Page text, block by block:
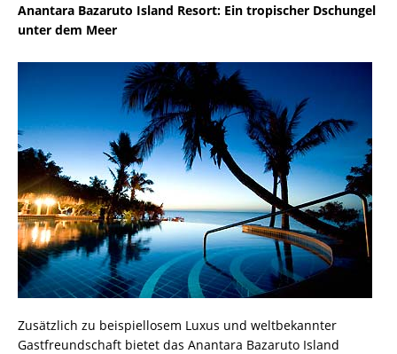
Anantara Bazaruto Island Resort: Ein tropischer Dschungel
unter dem Meer
Zusätzlich zu beispiellosem Luxus und weltbekannter
Gastfreundschaft bietet das Anantara Bazaruto Island